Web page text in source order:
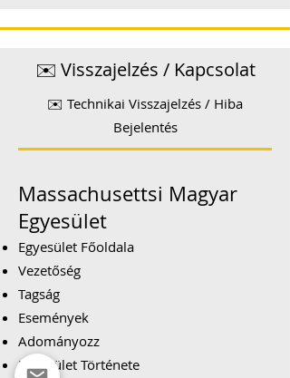
✉️ Visszajelzés / Kapcsolat
✉️ Technikai Visszajelzés / Hiba
Bejelentés
Massachusettsi Magyar
Egyesület
Egyesület Főoldala
Vezetőség
Tagság
Események
Adományozz
Egyesület Története